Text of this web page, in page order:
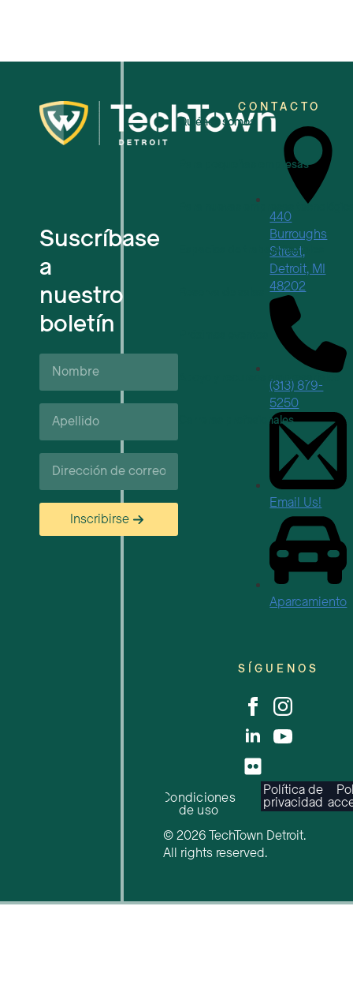
Suscríbase
a
nuestro
boletín
Nombre
Apellido*
Correo
electrónico
Inscribirse
Quiénes somos
Para pequeñas empresas
Para nuevas empresas
Espacios de trabajo flexibles
Apoyo y recursos empresariales
Carreras profesionales
CONTACTO
440
Burroughs
Street,
Detroit, MI
48202
(313) 879-
5250
Email Us!
Aparcamiento
SÍGUENOS
Condiciones
de uso
Política de
privacidad
© 2026 TechTown Detroit.
All rights reserved.